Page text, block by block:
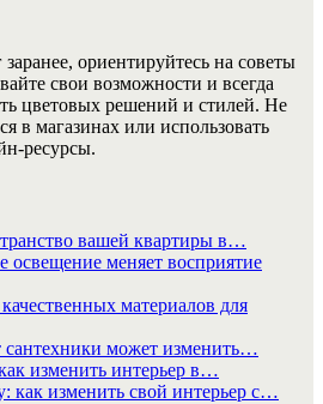
ориентируйтесь на советы
свои возможности и всегда
цветовых решений и стилей. Не
в магазинах или использовать
ресурсы.
вашей квартиры в…
освещение меняет восприятие
материалов для
сантехники может изменить…
изменить интерьер в…
как изменить свой интерьер с…